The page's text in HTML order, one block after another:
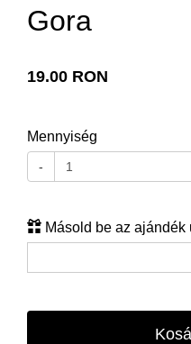
Gora
19.00 RON
Mennyiség
-
Másold be az ajándék